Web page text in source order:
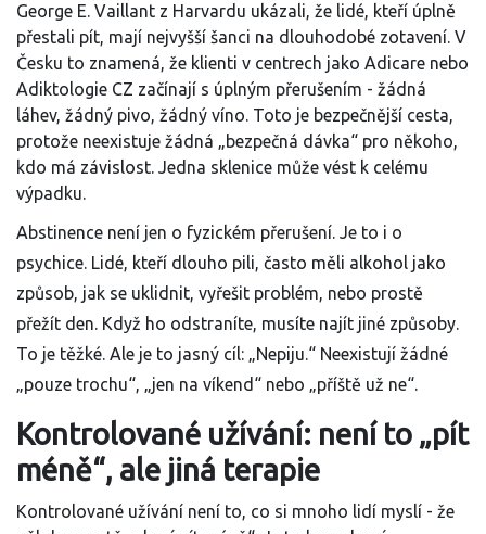
George E. Vaillant z Harvardu ukázali, že lidé, kteří úplně
přestali pít, mají nejvyšší šanci na dlouhodobé zotavení. V
Česku to znamená, že klienti v centrech jako Adicare nebo
Adiktologie CZ začínají s úplným přerušením - žádná
láhev, žádný pivo, žádný víno. Toto je bezpečnější cesta,
protože neexistuje žádná „bezpečná dávka“ pro někoho,
kdo má závislost. Jedna sklenice může vést k celému
výpadku.
Abstinence není jen o fyzickém přerušení. Je to i o
psychice. Lidé, kteří dlouho pili, často měli alkohol jako
způsob, jak se uklidnit, vyřešit problém, nebo prostě
přežít den. Když ho odstraníte, musíte najít jiné způsoby.
To je těžké. Ale je to jasný cíl: „Nepiju.“ Neexistují žádné
„pouze trochu“, „jen na víkend“ nebo „příště už ne“.
Kontrolované užívání: není to „pít
méně“, ale jiná terapie
Kontrolované užívání není to, co si mnoho lidí myslí - že